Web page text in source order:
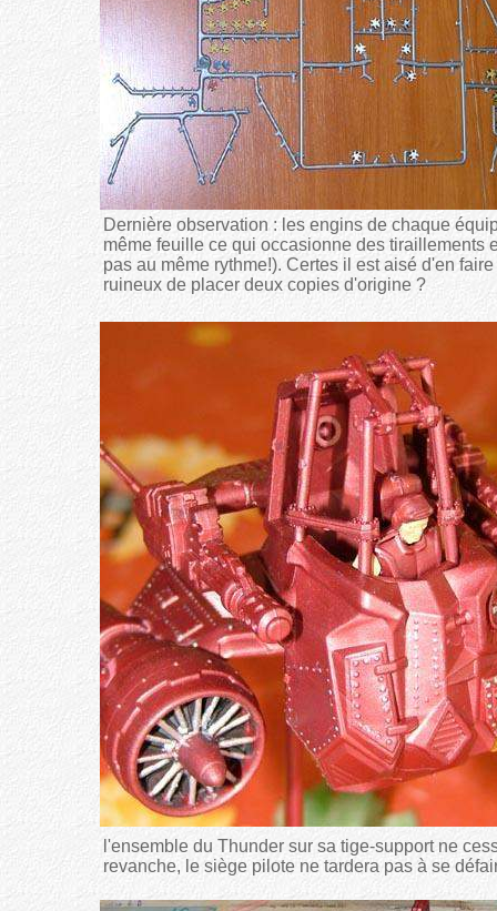
Dernière observation : les engins de chaque
même feuille ce qui occasionne des tiraillements
pas au même rythme!). Certes il est aisé d'en
ruineux de placer deux copies d'origine ?
l'ensemble du Thunder sur sa tige-support ne
revanche, le siège pilote ne tardera pas à se